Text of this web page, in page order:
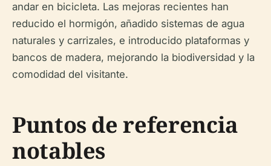
andar en bicicleta. Las mejoras recientes han
reducido el hormigón, añadido sistemas de agua
naturales y carrizales, e introducido plataformas y
bancos de madera, mejorando la biodiversidad y la
comodidad del visitante.
Puntos de referencia
notables